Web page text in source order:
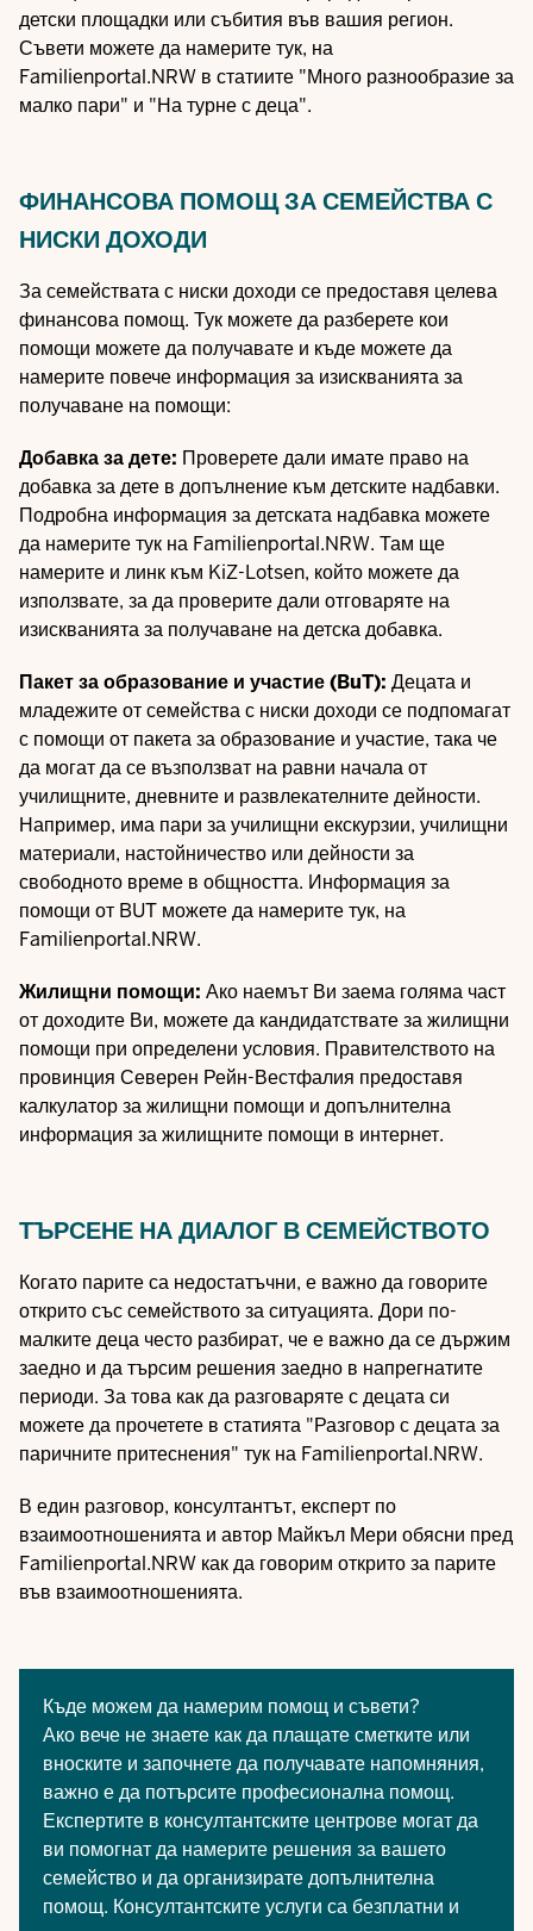
детски площадки или събития във вашия регион.
Съвети можете да намерите тук, на
Familienportal.NRW в статиите "Много разнообразие за
малко пари" и "На турне с деца".
ФИНАНСОВА ПОМОЩ ЗА СЕМЕЙСТВА С
НИСКИ ДОХОДИ
За семействата с ниски доходи се предоставя целева
финансова помощ. Тук можете да разберете кои
помощи можете да получавате и къде можете да
намерите повече информация за изискванията за
получаване на помощи:
Добавка за дете: Проверете дали имате право на
добавка за дете в допълнение към детските надбавки.
Подробна информация задетската надбавка можете
да намерите тук на Familienportal.NRW. Там ще
намерите и линк към KiZ-Lotsen, който можете да
използвате, за да проверите дали отговаряте на
изискванията за получаване на детска добавка.
Пакет за образование и участие (BuT): Децата и
младежите от семейства с ниски доходи се подпомагат
с помощи от пакета за образование и участие, така че
да могат да се възползват на равни начала от
училищните, дневните и развлекателните дейности.
Например, има пари за училищни екскурзии, училищни
материали, настойничество или дейности за
свободното време в общността. Информация за
помощи от BUT можете да намерите тук, на
Familienportal.NRW.
Жилищни помощи: Ако наемът Ви заема голяма част
от доходите Ви, можете да кандидатствате за жилищни
помощи при определени условия. Правителството на
провинция Северен Рейн-Вестфалия предоставя
калкулатор за жилищни помощи и допълнителна
информация за жилищните помощи в интернет.
ТЪРСЕНЕ НА ДИАЛОГ В СЕМЕЙСТВОТО
Когато парите са недостатъчни, е важно да говорите
открито със семейството за ситуацията. Дори по-
малките деца често разбират, че е важно да се държим
заедно и да търсим решения заедно в напрегнатите
периоди. За това как да разговаряте с децата си
можете да прочетете в статията "Разговор с децата за
паричните притеснения" тук на Familienportal.NRW.
В един разговор, консултантът, експерт по
взаимоотношенията и автор Майкъл Мери обясни пред
Familienportal.NRW как да говорим открито за парите
във взаимоотношенията.
Къде можем да намерим помощ и съвети?
Ако вече не знаете как да плащате сметките или
вноските и започнете да получавате напомняния,
важно е да потърсите професионална помощ.
Експертите в консултантските центрове могат да
ви помогнат да намерите решения за вашето
семейство и да организирате допълнителна
помощ. Консултантските услуги са безплатни и